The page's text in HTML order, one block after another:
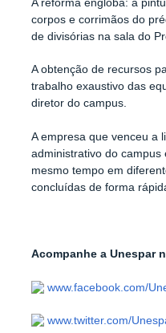
A reforma engloba: a
corpos e corrimãos do
de divisórias na sala do
A obtenção de recursos
trabalho exaustivo das
diretor do campus.
A empresa que venceu a
administrativo do
mesmo tempo em
concluídas de forma
Acompanhe a Unespar
www.facebook.com/
www.twitter.com/